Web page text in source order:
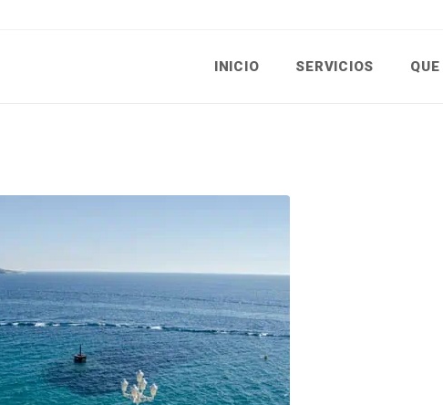
INICIO SERVICIOS